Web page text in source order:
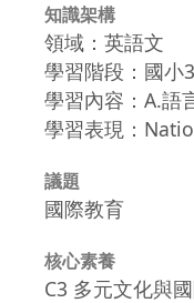
知識架構
領域：英語文
學習階段：國小
學習內容：A.語
學習表現：
議題
國際教育
核心素養
C3 多元文化與